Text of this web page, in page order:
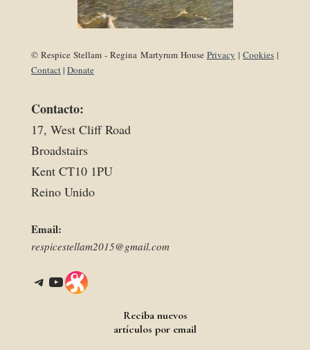
© Respice Stellam - Regina Martyrum House Privacy | Cookies|
Contact| Donate
Contacto:
17, West Cliff Road
Broadstairs
Kent CT10 1PU
Reino Unido
Email:
respicestellam2015@gmail.com
Telegram YouTube Link
Reciba nuevos
artículos por email